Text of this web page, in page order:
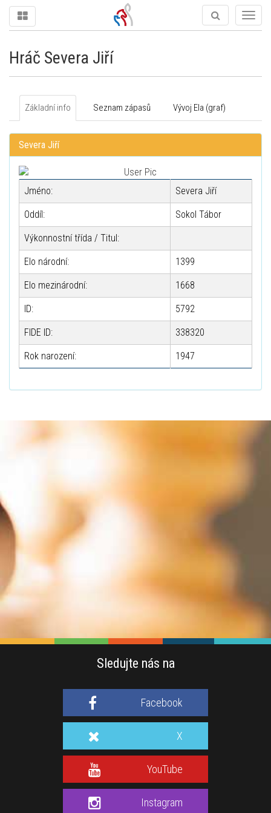
Hráč Severa Jiří
Základní info Seznam zápasů Vývoj Ela (graf)
Severa Jiří
Jméno: Severa Jiří
Oddíl: Sokol Tábor
Výkonnostní třída / Titul:
Elo národní: 1399
Elo mezinárodní: 1668
ID: 5792
FIDE ID: 338320
Rok narození: 1947
Sledujte nás na
Facebook
X
YouTube
Instagram